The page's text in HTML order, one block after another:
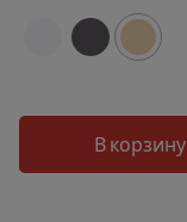
В корзину